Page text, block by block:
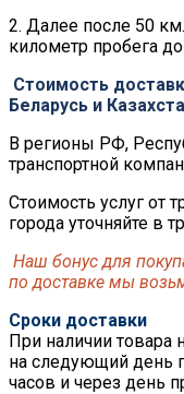
2. Далее после 50
километр пробега
Стоимость
Беларусь и
В регионы РФ,
транспортной
Стоимость услуг от
города уточняйте в
Наш бонус для
по доставке мы
Сроки доставки
При наличии товара
на следующий день
часов и через день